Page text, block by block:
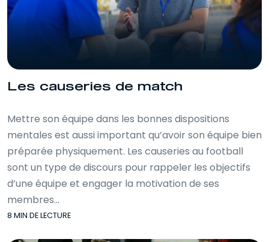
Les causeries de match
Mettre son équipe dans les bonnes dispositions
mentales est aussi important qu’avoir son équipe bien
préparée physiquement. Les causeries au football
sont un type de discours pour rappeler les objectifs
d’une équipe et engager la motivation de ses
membres…
8 MIN DE LECTURE